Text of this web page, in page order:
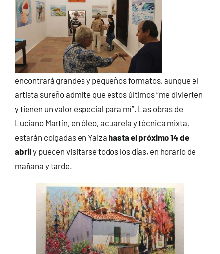
encontrará grandes y pequeños formatos, aunque el
artista sureño admite que estos últimos “me divierten
y tienen un valor especial para mí”. Las obras de
Luciano Martín, en óleo, acuarela y técnica mixta,
estarán colgadas en Yaiza hasta el próximo 14 de
abrily pueden visitarse todos los días, en horario de
mañana y tarde.